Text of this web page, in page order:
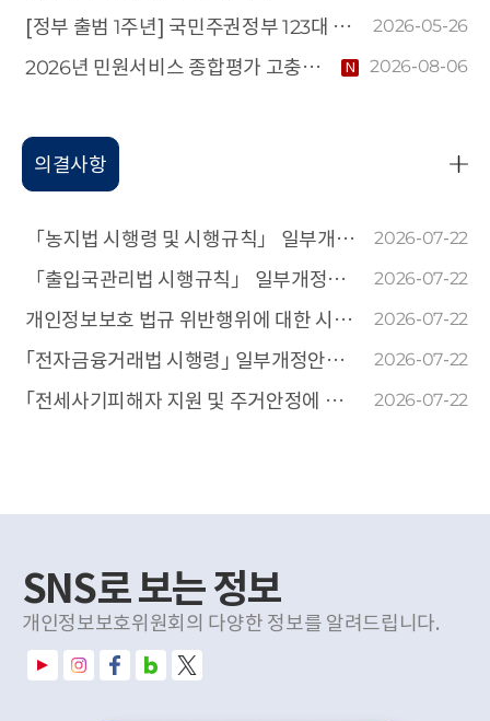
[정부 출범 1주년] 국민주권정부 123대 국정과제 추진 실적 및 38대 대표성과 2026-05-26
2026년 민원서비스 종합평가 고충민원 만족도·신뢰도 측정을 위한 개인정보 제3자 제공사항 알림 N 2026-08-06
항
보
의결사항
「농지법 시행령 및 시행규칙」 일부개정안에 대한 개인정보 침해요인 평가에 관한 건 2026-07-22
「출입국관리법 시행규칙」 일부개정안에 대한 개인정보 침해요인 평가에 관한 건 2026-07-22
개인정보보호 법규 위반행위에 대한 시정조치에 관한 건 2026-07-22
｢전자금융거래법 시행령｣ 일부개정안에 대한 개인정보 침해요인 평가에 관한 건 2026-07-22
｢전세사기피해자 지원 및 주거안정에 관한 특별법 시행규칙｣ 일부개정안에 대한 개인정보 침해요인 평가에 관한 건 2026-07-22
사
항
보
기
SNS로 보는 정보
개인정보보호위원회의 다양한 정보를 알려드립니다.
유
튜
인
스
페
이
네
이
X
(